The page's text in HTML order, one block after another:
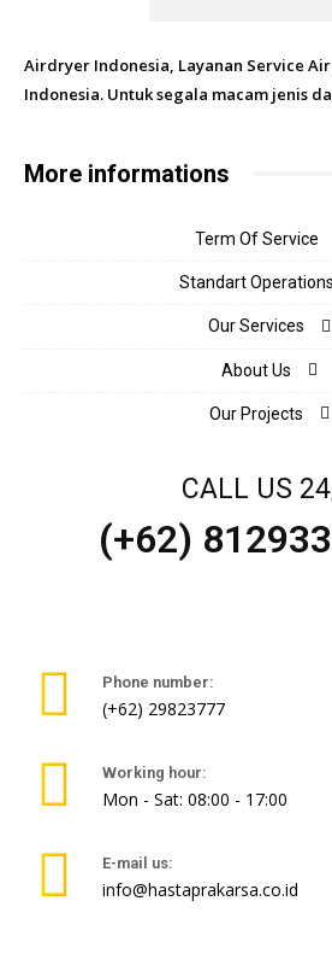
Airdryer Indonesia, Layanan Service
Indonesia. Untuk segala macam jenis
More informations
Term Of Service
Standart Operations
Our Services
About Us
Our Projects
CALL US
(+62)
Phone number:
(+62) 29823777
Working hour:
Mon - Sat: 08:00 - 17:00
E-mail us:
info@hastaprakarsa.co.id